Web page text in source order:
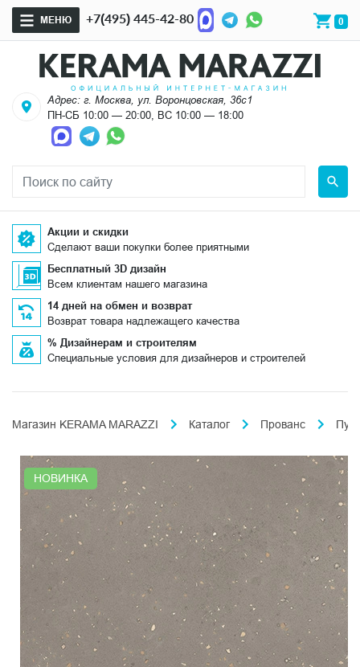
МЕНЮ +7(495) 445-42-80 0
Адрес: г. Москва, ул. Воронцовская, 36с1
ПН-СБ 10:00 — 20:00, ВС 10:00 — 18:00
Акции и скидки
Сделают ваши покупки более приятными
Бесплатный 3D дизайн
Всем клиентам нашего магазина
14 дней на обмен и возврат
Возврат товара надлежащего качества
% Дизайнерам и строителям
Специальные условия для дизайнеров и строителей
Магазин KERAMA MARAZZI Каталог Прованс
НОВИНКА